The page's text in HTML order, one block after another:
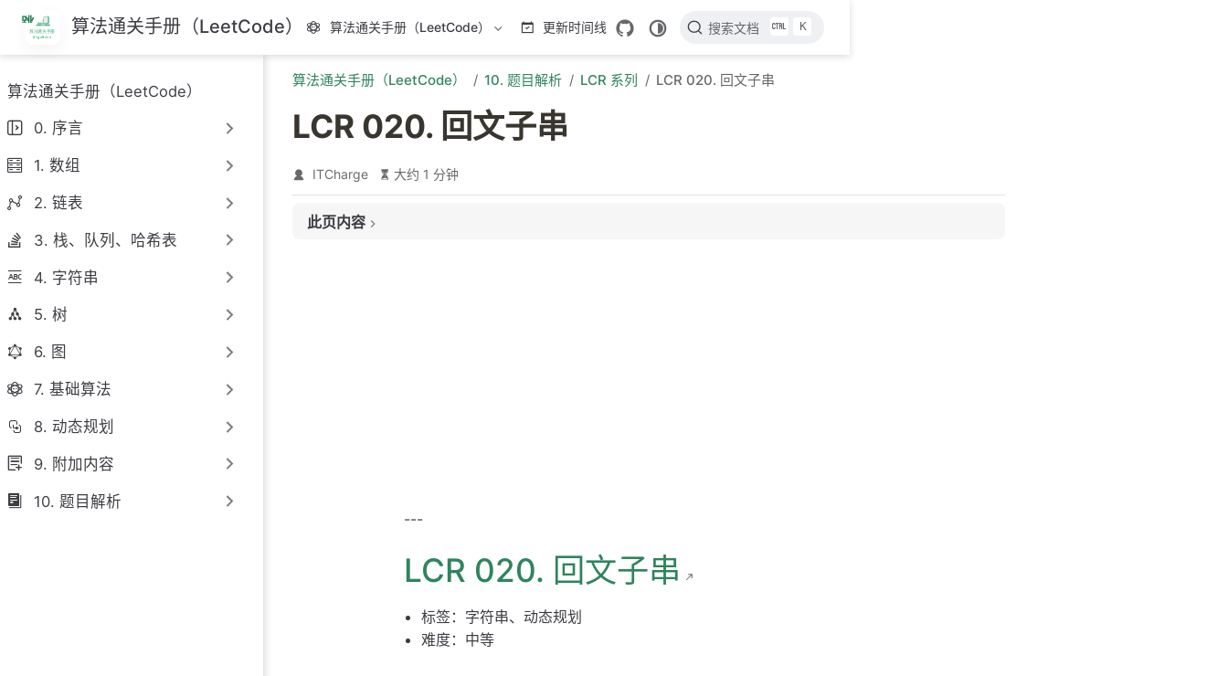
跳
至
主
要
內
容
算法通关手册（LeetCode） 算法通关手册（LeetCode） 更新时间线 搜索文档 K
算法通关手册（LeetCode）
0. 序言
1. 数组
2. 链表
3. 栈、队列、哈希表
4. 字符串
5. 树
6. 图
7. 基础算法
8. 动态规划
9. 附加内容
10. 题目解析
算法通关手册（LeetCode） 10. 题目解析 LCR 系列 LCR 020. 回文子串
LCR 020. 回文子串
ITCharge 大约 1 分钟
此页内容
---
LCR 020. 回文子串
标签：字符串、动态规划
难度：中等